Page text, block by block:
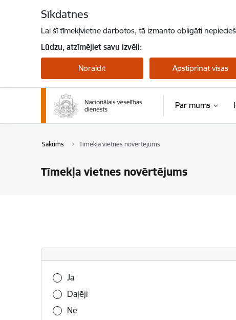
Sīkdatnes
Lai šī tīmekļvietne darbotos, tā izmanto obligāti
Lūdzu, atzīmējiet savu izvēli:
Noraidīt Apstiprināt visas
Par mums
Sākums Tīmekļa vietnes novērtējums
Tīmekļa vietnes novērtējums
Vai šī informācija bija noderīga?
Jā
Daļēji
Nē